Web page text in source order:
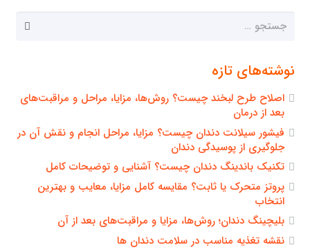
جستجو
نوشته‌های تازه
اصلاح طرح لبخند چیست؟ روش‌ها، مزایا، مراحل و مراقبت‌های
بعد از درمان
فیشور سیلانت دندان چیست؟ مزایا، مراحل انجام و نقش آن در
جلوگیری از پوسیدگی دندان
تکنیک باندینگ دندان چیست؟ آشنایی و توضیحات کامل
پروتز متحرک یا ثابت؟ مقایسه کامل مزایا، معایب و بهترین
انتخاب
بلیچینگ دندان؛ روش‌ها، مزایا و مراقبت‌های بعد از آن
نقشه تغذیه مناسب در سلامت دندان ها